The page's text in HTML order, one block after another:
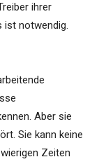
ihrer
ist notwendig.
Aber sie
Sie kann keine
Zeiten